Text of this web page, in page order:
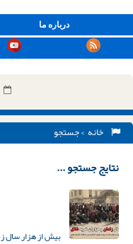
درباره ما
خانه > جستجو
نتایج جستجو ...